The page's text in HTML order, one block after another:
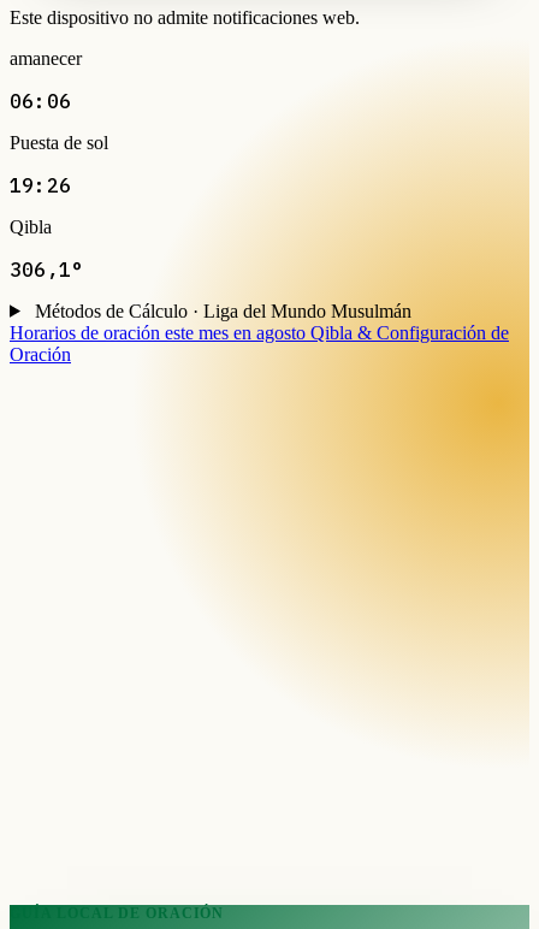
Este dispositivo no admite notificaciones web.
amanecer
06:06
Puesta de sol
19:26
Qibla
306,1°
Métodos de Cálculo · Liga del Mundo Musulmán
Horarios de oración este mes en agosto Qibla & Configuración de
Oración
GUÍA LOCAL DE ORACIÓN